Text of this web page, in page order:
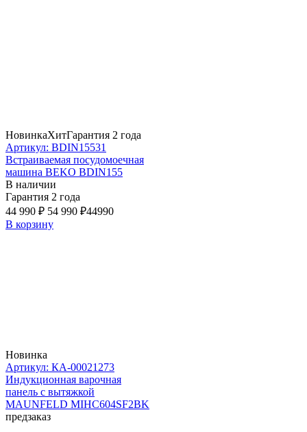
НовинкаХитГарантия 2 года
Артикул: BDIN15531
Встраиваемая посудомоечная
машина BEKO BDIN155
В наличии
Гарантия 2 года
44 990 ₽ 54 990 ₽44990
В корзину
Новинка
Артикул: КА-00021273
Индукционная варочная
панель с вытяжкой
MAUNFELD MIHC604SF2BK
предзаказ